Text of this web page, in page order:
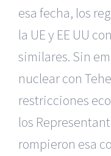
esa fecha, los
la UE y EE UU
similares. Sin
nuclear con
restricciones
los
rompieron esa